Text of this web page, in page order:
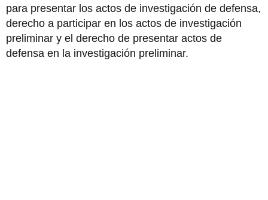
para presentar los actos de investigación de defensa,
derecho a participar en los actos de investigación
preliminar y el derecho de presentar actos de
defensa en la investigación preliminar.